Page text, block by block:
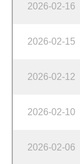
2026-02-16
2026-02-15
2026-02-12
2026-02-10
2026-02-06